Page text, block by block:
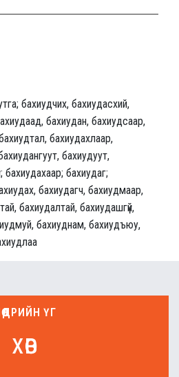
бахиудчих, бахиудасхий,
бахиудан, бахиудсаар,
бахиудахлаар,
бахиудуут,
бахиудахаар; бахиудаг;
бахиудагч, бахиудмаар,
бахиудалтай, бахиудашгүй,
бахиуднам, бахиудъюу,
ҮГ
хөв